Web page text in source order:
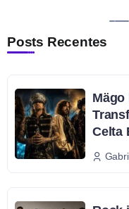
Posts Recentes
Mägo
Celta